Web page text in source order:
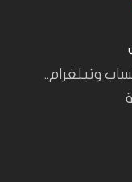
وتيلغرام..